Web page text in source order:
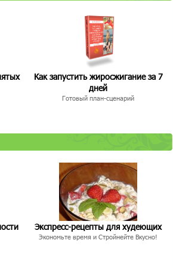
Как запустить жиросжигание за 7
дней
Готовый план-сценарий
Экспресс-рецепты для худеющих
Экономьте время и Стройнейте Вкусно!